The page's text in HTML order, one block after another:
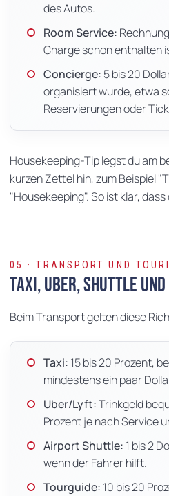
des Autos.
Room Service:
Charge schon enthalten
Concierge: 5 bis 20
organisiert wurde, etwa
Reservierungen oder
Housekeeping-Tip legst du am
kurzen Zettel hin, zum Beispiel
"Housekeeping". So ist klar,
05 · TRANSPORT UND
Taxi, Uber, Shuttle
Beim Transport gelten diese
Taxi: 15 bis 20 Prozent,
mindestens ein paar
Uber/Lyft:Trinkgeld
Prozent je nach Service
Airport Shuttle: 1 bis 2
wenn der Fahrer hilft.
Tourguide: 10 bis 20